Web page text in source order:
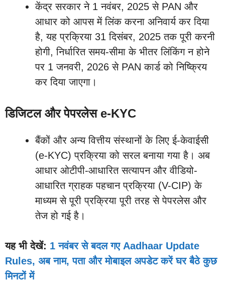
केंद्र सरकार ने 1 नवंबर, 2025 से PAN और
आधार को आपस में लिंक करना अनिवार्य कर दिया
है, यह प्रक्रिया 31 दिसंबर, 2025 तक पूरी करनी
होगी, निर्धारित समय-सीमा के भीतर लिंकिंग न होने
पर 1 जनवरी, 2026 से PAN कार्ड को निष्क्रिय
कर दिया जाएगा।
डिजिटल और पेपरलेस e-KYC
बैंकों और अन्य वित्तीय संस्थानों के लिए ई-केवाईसी
(e-KYC) प्रक्रिया को सरल बनाया गया है। अब
आधार ओटीपी-आधारित सत्यापन और वीडियो-
आधारित ग्राहक पहचान प्रक्रिया (V-CIP) के
माध्यम से पूरी प्रक्रिया पूरी तरह से पेपरलेस और
तेज हो गई है।
यह भी देखें: 1 नवंबर से बदल गए Aadhaar Update
Rules, अब नाम, पता और मोबाइल अपडेट करें घर बैठे कुछ
मिनटों में